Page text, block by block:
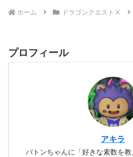
ホーム ドラゴンクエストⅩ
プロフィール
アキラ
バトンちゃんに「好きな素数を